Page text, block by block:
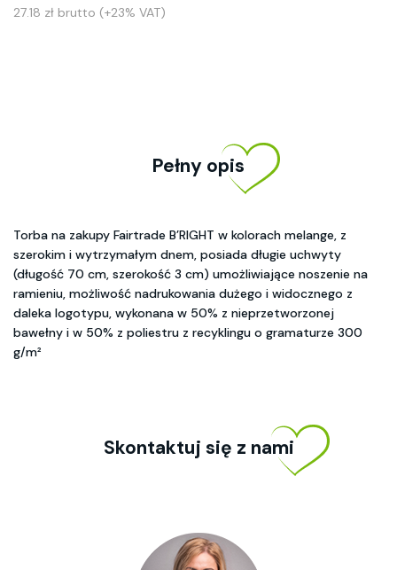
27.18 zł brutto (+23% VAT)
Pełny opis
Torba na zakupy Fairtrade B’RIGHT w kolorach melange, z
szerokim i wytrzymałym dnem, posiada długie uchwyty
(długość 70 cm, szerokość 3 cm) umożliwiające noszenie na
ramieniu, możliwość nadrukowania dużego i widocznego z
daleka logotypu, wykonana w 50% z nieprzetworzonej
bawełny i w 50% z poliestru z recyklingu o gramaturze 300
g/m²
Skontaktuj się z nami